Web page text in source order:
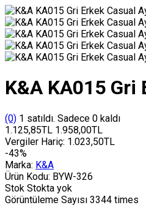
K&A KA015 Gri
(0) 1 satıldı. Sadece 0 kaldı
1.125,85TL 1.958,00TL
Vergiler Hariç: 1.023,50TL
-43%
Marka: K&A
Ürün Kodu: BYW-326
Stok Stokta yok
Görüntüleme Sayısı 3344 times